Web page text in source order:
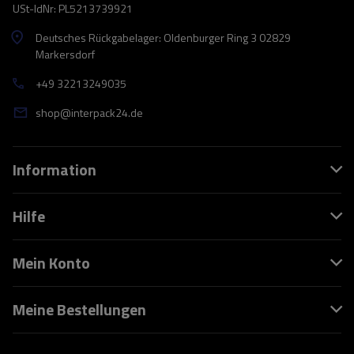
USt-IdNr: PL5213739921
Deutsches Rückgabelager: Oldenburger Ring 3 02829
Markersdorf
+49 32213249035
shop@interpack24.de
Information
Hilfe
Mein Konto
Meine Bestellungen